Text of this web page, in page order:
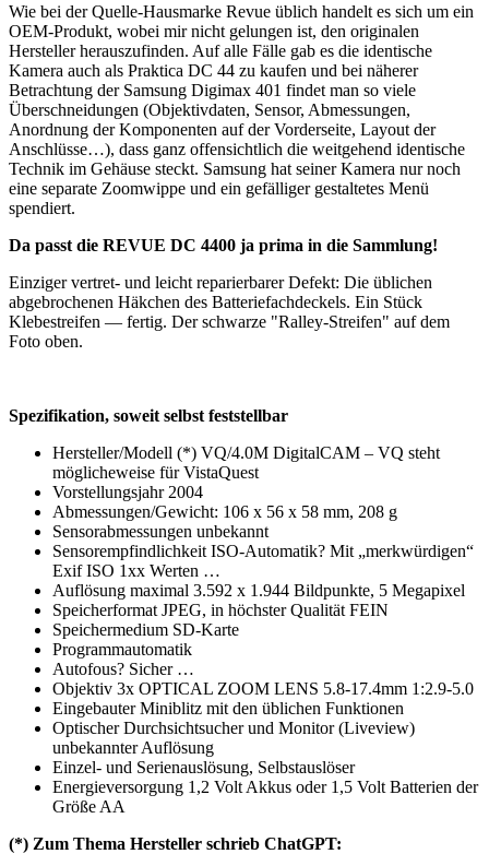
Wie bei der Quelle-Hausmarke Revue üblich handelt es sich um ein
OEM-Produkt, wobei mir nicht gelungen ist, den originalen
Hersteller herauszufinden. Auf alle Fälle gab es die identische
Kamera auch als Praktica DC 44 zu kaufen und bei näherer
Betrachtung der Samsung Digimax 401 findet man so viele
Überschneidungen (Objektivdaten, Sensor, Abmessungen,
Anordnung der Komponenten auf der Vorderseite, Layout der
Anschlüsse…), dass ganz offensichtlich die weitgehend identische
Technik im Gehäuse steckt. Samsung hat seiner Kamera nur noch
eine separate Zoomwippe und ein gefälliger gestaltetes Menü
spendiert.
Da passt die REVUE DC 4400 ja prima in die Sammlung!
Einziger vertret- und leicht reparierbarer Defekt: Die üblichen
abgebrochenen Häkchen des Batteriefachdeckels. Ein Stück
Klebestreifen — fertig. Der schwarze "Ralley-Streifen" auf dem
Foto oben.
Spezifikation, soweit selbst feststellbar
Hersteller/Modell (*) VQ/4.0M DigitalCAM – VQ steht
möglicheweise für VistaQuest
Vorstellungsjahr 2004
Abmessungen/Gewicht: 106 x 56 x 58 mm, 208 g
Sensorabmessungen unbekannt
Sensorempfindlichkeit ISO-Automatik? Mit „merkwürdigen“
Exif ISO 1xx Werten …
Auflösung maximal 3.592 x 1.944 Bildpunkte, 5 Megapixel
Speicherformat JPEG, in höchster Qualität FEIN
Speichermedium SD-Karte
Programmautomatik
Autofous? Sicher …
Objektiv 3x OPTICAL ZOOM LENS 5.8-17.4mm 1:2.9-5.0
Eingebauter Miniblitz mit den üblichen Funktionen
Optischer Durchsichtsucher und Monitor (Liveview)
unbekannter Auflösung
Einzel- und Serienauslösung, Selbstauslöser
Energieversorgung 1,2 Volt Akkus oder 1,5 Volt Batterien der
Größe AA
(*) Zum Thema Hersteller schrieb ChatGPT: